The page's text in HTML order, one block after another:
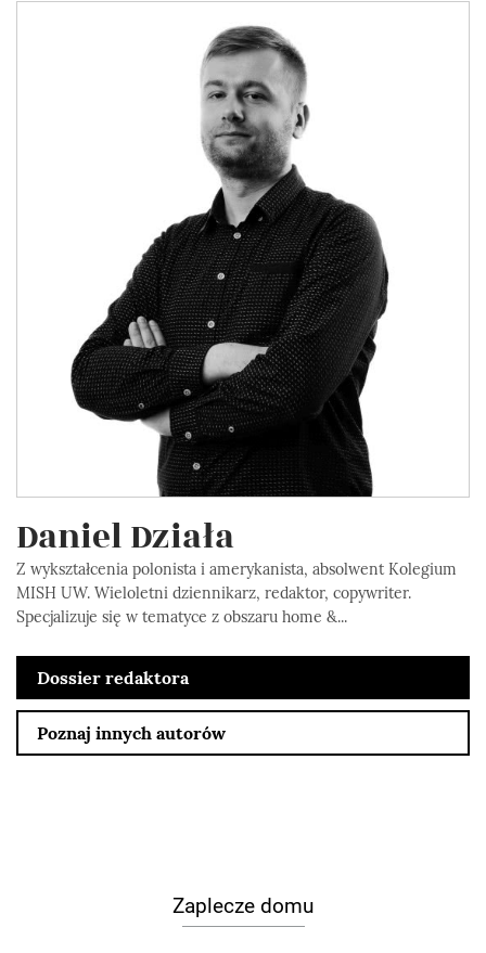
Daniel Działa
Z wykształcenia polonista i amerykanista, absolwent Kolegium
MISH UW. Wieloletni dziennikarz, redaktor, copywriter.
Specjalizuje się w tematyce z obszaru home &...
Dossier redaktora
Poznaj innych autorów
Zaplecze domu